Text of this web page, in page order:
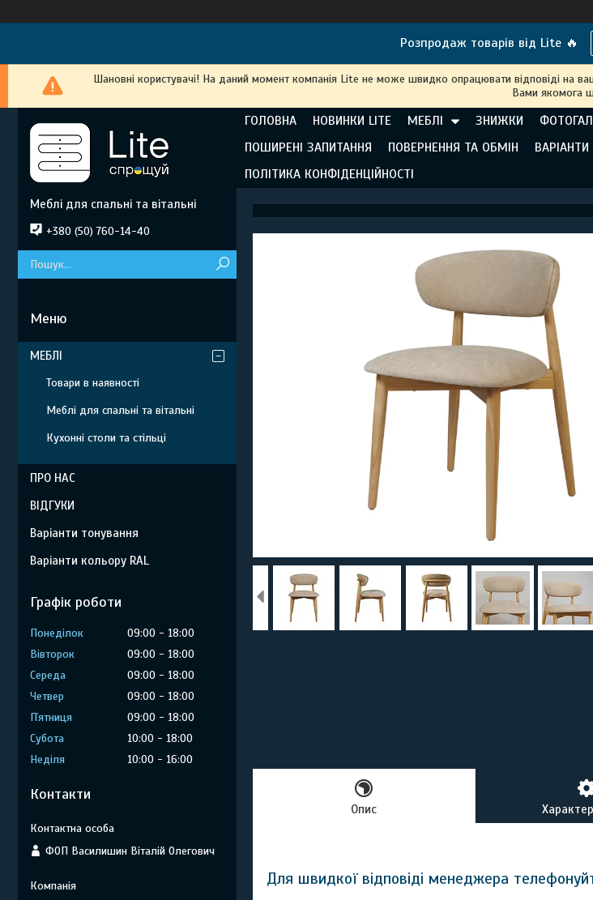
Розпродаж товарів від Lite 🔥
Шановні користувачі! На даний момент компанія Lite не може швидко опрацювати відповіді на
Вами якомога
ГОЛОВНА НОВИНКИ LITE МЕБЛІ ЗНИЖКИ
ПОШИРЕНІ ЗАПИТАННЯ
ПОВЕРНЕННЯ ТА ОБМІН
ПОЛІТИКА КОНФІДЕНЦІЙНОСТІ
Опис
Для швидкої відповіді менеджера
Меблі для спальні та вітальні
+380 (50) 760-14-40
МЕБЛІ
Товари в наявності
Меблі для спальні та вітальні
Кухонні столи та стільці
ПРО НАС
ВІДГУКИ
Варіанти тонування
Варіанти кольору RAL
Графік роботи
Понеділок 09:00
18:00
Вівторок
09:00
18:00
Середа
09:00
18:00
Четвер
09:00
18:00
Пʼятниця
09:00
18:00
Субота
10:00
18:00
Неділя
10:00 16:00
Контакти
ФОП Василишин Віталій Олегович